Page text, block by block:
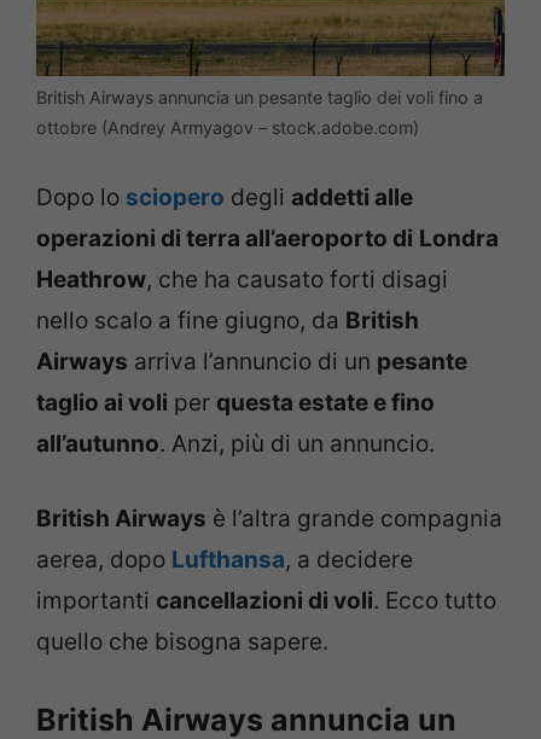
British Airways annuncia un pesante taglio dei voli fino a
ottobre (Andrey Armyagov – stock.adobe.com)
Dopo lo sciopero degli addetti alle
operazioni di terra all’aeroporto di Londra
Heathrow, che ha causato forti disagi
nello scalo a fine giugno, da British
Airways arriva l’annuncio di un pesante
taglio ai voli per questa estate e fino
all’autunno. Anzi, più di un annuncio.
British Airways è l’altra grande compagnia
aerea, dopo Lufthansa, a decidere
importanti cancellazioni di voli. Ecco tutto
quello che bisogna sapere.
British Airways annuncia un